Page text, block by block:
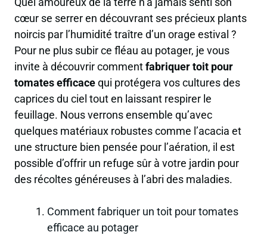
cœur se serrer en découvrant ses précieux plants
noircis par l’humidité traître d’un orage estival ?
Pour ne plus subir ce fléau au potager, je vous
invite à découvrir commentfabriquer toit pour
tomates efficacequi protégera vos cultures des
caprices du ciel tout en laissant respirer le
feuillage. Nous verrons ensemble qu’avec
quelques matériaux robustes comme l’acacia et
une structure bien pensée pour l’aération, il est
possible d’offrir un refuge sûr à votre jardin pour
des récoltes généreuses à l’abri des maladies.
Comment fabriquer un toit pour tomates
efficace au potager